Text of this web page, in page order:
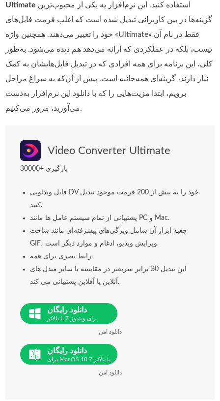
Ultimate
گزینه‌ها در بین کاربرانی تبدیل شده است که اغلب فرمت فایل‌های
خود را تغییر می‌دهند. همچنین واژه «Ultimate» فقط در نام آن
نیست، بلکه در عملکردی که ارائه می‌دهد هم دیده می‌شود. به‌طور
کلی، این برنامه برای همه افرادی که در تبدیل فایل‌هایشان به کمک
نیاز دارند، گزینه‌ای همه‌جانبه است. پیش از آن‌که به سراغ مراحل
برویم، ابتدا مزیت‌هایی را که با دانلود این نرم‌افزار به‌دست
می‌آورید، مرور می‌کنیم.
Video Converter Ultimate
30000+ بارگیری
فایل ویدئویی DV خود را به بیش از 200 فرمت موجود تبدیل
کنید.
پشتیبانی از تمام سیستم عامل ها مانند PC و Mac.
جعبه ابزار آن شامل ویژگی‌های پیشرفته‌ای مانند ساخت
GIF، ویرایش ویدیو، ادغام و موارد دیگر است.
رابط بصری برای همه.
این تبدیل 30 برابر سریعتر در مقایسه با سایر مبدل های
آنلاین یا آفلاین پشتیبانی می کند.
دانلود رایگان
برای ویندوز 7 یا بالاتر
دانلود امن
دانلود رایگان
برای MacOS 10.7 یا بالاتر
دانلود امن